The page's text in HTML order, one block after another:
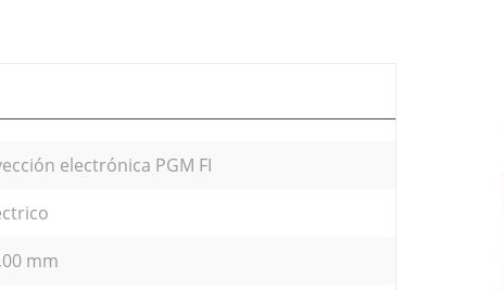
electrónica PGM FI
mm